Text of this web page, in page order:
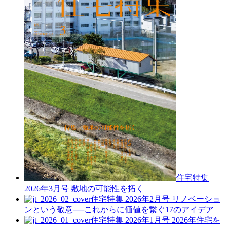
住宅特集
2026年3月号 敷地の可能性を拓く
住宅特集 2026年2月号 リノベーショ
ンという敬意──これからに価値を繋ぐ17のアイデア
住宅特集 2026年1月号 2026年住宅を